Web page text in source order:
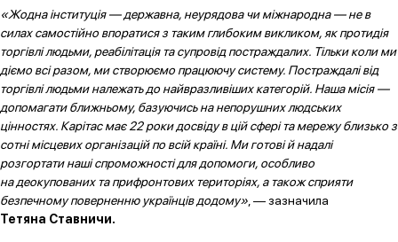
«Жодна інституція — державна, неурядова чи міжнародна — не в
силах самостійно впоратися з таким глибоким викликом, як протидія
торгівлі людьми, реабілітація та супровід постраждалих. Тільки коли ми
діємо всі разом, ми створюємо працюючу систему. Постраждалі від
торгівлі людьми належать до найвразливіших категорій. Наша місія —
допомагати ближньому, базуючись на непорушних людських
цінностях. Карітас має 22 роки досвіду в цій сфері та мережу близько з
сотні місцевих організацій по всій країні. Ми готові й надалі
розгортати наші спроможності для допомоги, особливо
на деокупованих та прифронтових територіях, а також сприяти
безпечному поверненню українців додому» , — зазначила
Тетяна Ставничи.